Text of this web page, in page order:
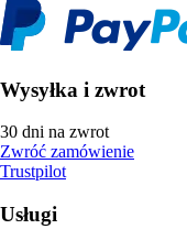
Wysyłka i zwrot
30 dni na zwrot
Zwróć zamówienie
Trustpilot
Usługi